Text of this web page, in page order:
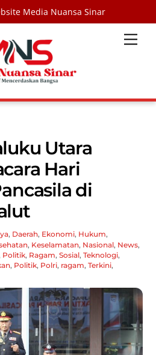
Media Nuansa Sinar
Utara
Hari
di
, Daerah, Ekonomi, Hukum,
, Keselamatan, Nasional, News,
Politik, Ragam,Sosial,Teknologi,
, Politik, Polri, ragam,Terkini,